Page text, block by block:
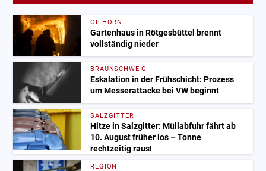
GIFHORN
Gartenhaus in Rötgesbüttel brennt
vollständig nieder
BRAUNSCHWEIG
Eskalation in der Frühschicht: Prozess
um Messerattacke bei VW beginnt
SALZGITTER
Hitze in Salzgitter: Müllabfuhr fährt ab
10. August früher los – Tonne
rechtzeitig raus!
REGION